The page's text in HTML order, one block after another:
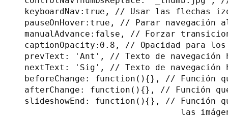
keyboardNav:true, // Usar las flechas
pauseOnHover:true, // Parar navegación
manualAdvance:false, // Forzar
captionOpacity:0.8, // Opacidad para
prevText: 'Ant', // Texto de navegación
nextText: 'Sig', // Texto de navegación
beforeChange: function(){}, // Función
afterChange: function(){}, // Función
slideshowEnd: function(){}, // Función
las